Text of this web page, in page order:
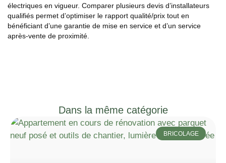
électriques en vigueur. Comparer plusieurs devis d’installateurs
qualifiés permet d’optimiser le rapport qualité/prix tout en
bénéficiant d’une garantie de mise en service et d’un service
après-vente de proximité.
Dans la même catégorie
BRICOLAGE